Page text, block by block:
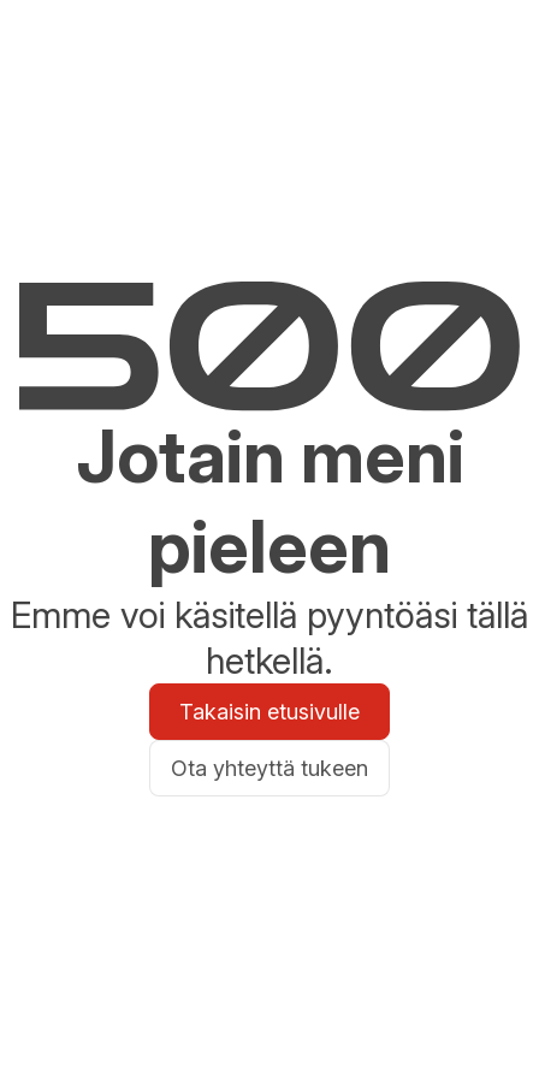
Jotain meni
pieleen
Emme voi käsitellä pyyntöäsi tällä
hetkellä.
Takaisin etusivulle
Ota yhteyttä tukeen